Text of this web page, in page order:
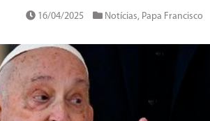
16/04/2025 Notícias, Papa Francisco